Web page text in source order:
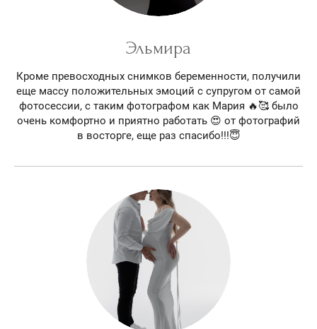
Эльмира
Кроме превосходных снимков беременности, получили
еще массу положительных эмоций с супругом от самой
фотосессии, с таким фотографом как Мария 🔥🥰 было
очень комфортно и приятно работать 😍 от фотографий
в восторге, еще раз спасибо!!!😇